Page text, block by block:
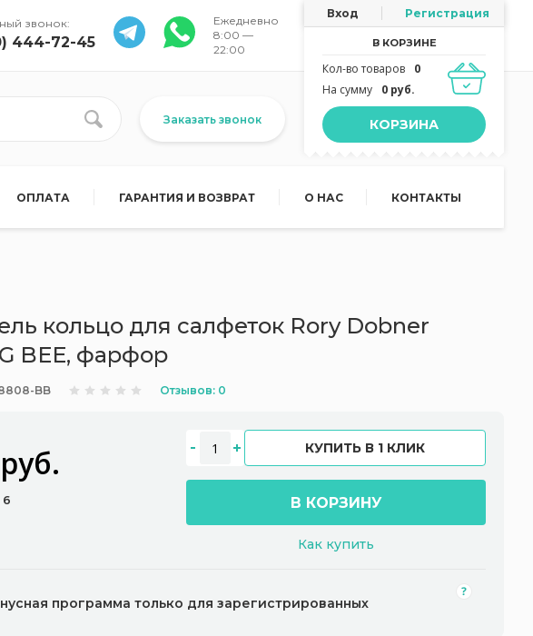
звонок:
444-72-45
Ежедневно
8:00 —
22:00
Вход Регистрация
В КОРЗИНЕ
Кол-во товаров
0
На сумму
0 руб.
КОРЗИНА
Заказать звонок
ОПЛАТА ГАРАНТИЯ И ВОЗВРАТ О НАС КОНТАКТЫ
кольцо для салфеток Rory Dobner
BEE, фарфор
BB Отзывов: 0
6
КУПИТЬ В 1 КЛИК
В КОРЗИНУ
Как купить
программа только для зарегистрированных